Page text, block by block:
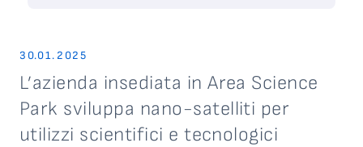
30.01.2025
L’azienda insediata in Area Science
Park sviluppa nano-satelliti per
utilizzi scientifici e tecnologici